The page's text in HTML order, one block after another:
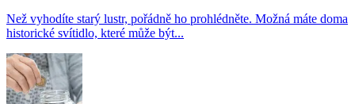
Než vyhodíte starý lustr, pořádně ho prohlédněte. Možná máte doma
historické svítidlo, které může být...